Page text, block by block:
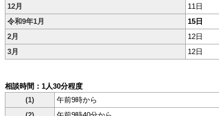
12月
11日
令和9年1月
15日
2月
12日
3月
12日
相談時間：1人30分程度
(1)
午前9時から